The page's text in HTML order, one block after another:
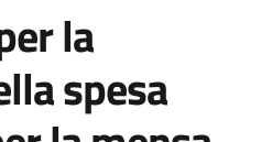
la
spesa